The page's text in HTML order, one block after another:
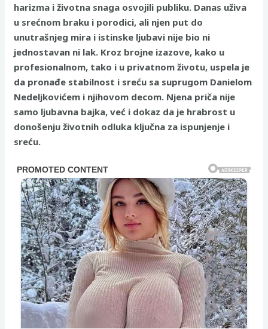
harizma i životna snaga osvojili publiku. Danas uživa
u srećnom braku i porodici, ali njen put do
unutrašnjeg mira i istinske ljubavi nije bio ni
jednostavan ni lak. Kroz brojne izazove, kako u
profesionalnom, tako i u privatnom životu, uspela je
da pronađe stabilnost i sreću sa suprugom Danielom
Nedeljkovićem i njihovom decom. Njena priča nije
samo ljubavna bajka, već i dokaz da je hrabrost u
donošenju životnih odluka ključna za ispunjenje i
sreću.